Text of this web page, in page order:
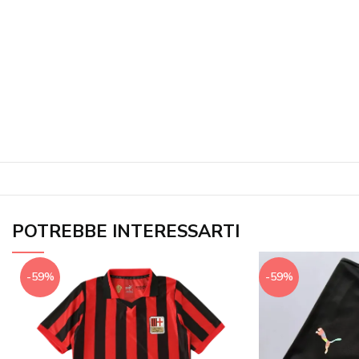
POTREBBE INTERESSARTI
-59% -59%